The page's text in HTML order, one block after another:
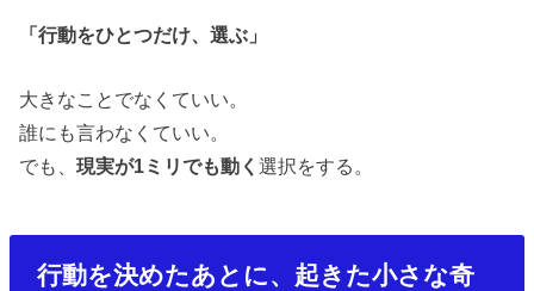
「行動をひとつだけ、選ぶ」
大きなことでなくていい。
誰にも言わなくていい。
でも、現実が1ミリでも動く選択をする。
行動を決めたあとに、起きた小さな奇